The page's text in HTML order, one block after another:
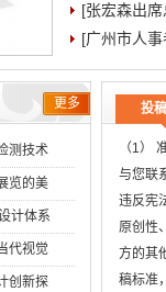
[张宏森出
[广州市人
更多
测技术
2026-08-05
览的美
2026-07-31
计体系
2026-07-29
代视觉
2026-07-16
创新探
投
（1）
与您联
违反宪
原创性
方的其
稿标准